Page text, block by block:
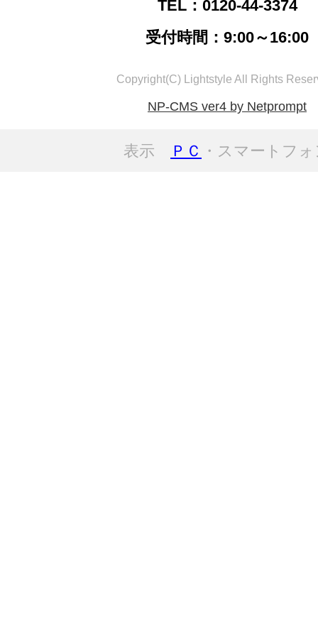
TEL：0120-44-3374
受付時間：9:00～16:00
Copyright(C) Lightstyle All Rights
NP-CMS ver4 by Netprompt
表示 ＰＣ ・スマートフ